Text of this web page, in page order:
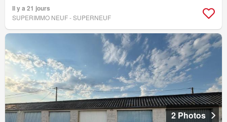
Il y a 21 jours
SUPERIMMO NEUF - SUPERNEUF
2 Photos